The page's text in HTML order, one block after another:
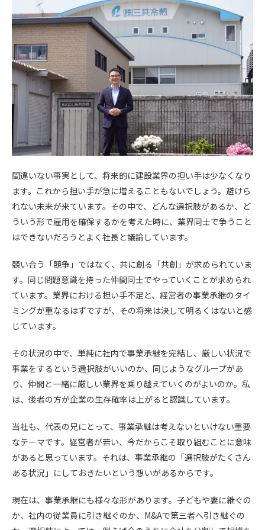
間違いない事実として、将来的に建設業界の担い手は少なくなり
ます。これから担い手が急に増えることもないでしょう。避けら
れない未来が来ています。その中で、どんな選択肢があるか、ど
ういう形で雇用を確保するかを考えた時に、業界同士で争うこと
はできないだろうとよく社長と議論しています。
競い合う「競争」ではなく、共に創る「共創」が求められていま
す。同じ問題意識を持った仲間同士でやっていくことが求められ
ています。業界における担い手不足と、経営者の事業承継のタイ
ミングが重なるはずですが、その将来は決して明るくはないと感
じています。
その状況の中で、単純に社内で事業承継を完結し、厳しい状況で
事業をするという選択肢がいいのか、同じようなグループがあ
り、仲間と一緒に厳しい業界を乗り越えていくのがよいのか。私
は、後者の方が企業の生存確率は上がると認識しています。
当社も、代表の兄にとって、事業承継は考えないといけない重要
なテーマです。経営者が若い、今だからこそ取り組むことに意味
があると思っています。それは、事業承継の「選択肢がたくさん
ある状況」にしておきたいという想いがあるからです。
現在は、事業承継にも様々な形があります。子どもや妻に継ぐの
か、社内の従業員に引き継ぐのか、M&Aで第三者へ引き継ぐの